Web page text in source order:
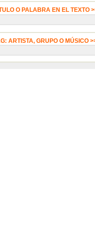
O PALABRA EN EL TEXTO
ARTISTA, GRUPO O MÚSICO